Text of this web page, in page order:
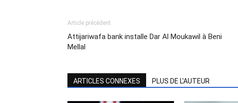
Article précédent
Attijariwafa bank installe Dar Al Moukawil à Beni
Mellal
ARTICLES CONNEXES PLUS DE L'AUTEUR